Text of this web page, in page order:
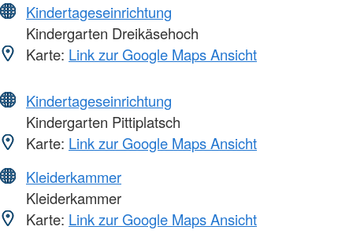
Kindertageseinrichtung
Kindergarten Dreikäsehoch
Karte: Link zur Google Maps Ansicht
Kindertageseinrichtung
Kindergarten Pittiplatsch
Karte: Link zur Google Maps Ansicht
Kleiderkammer
Kleiderkammer
Karte: Link zur Google Maps Ansicht